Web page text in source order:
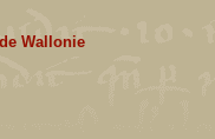
Wallonie